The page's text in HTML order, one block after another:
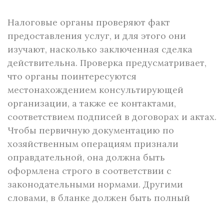
Налоговые органы проверяют факт
предоставления услуг, и для этого они
изучают, насколько заключенная сделка
действительна. Проверка предусматривает,
что органы поинтересуются
местонахождением консультирующей
организации, а также ее контактами,
соответствием подписей в договорах и актах.
Чтобы первичную документацию по
хозяйственным операциям признали
оправдательной, она должна быть
оформлена строго в соответствии с
законодательными нормами. Другими
словами, в бланке должен быть полный